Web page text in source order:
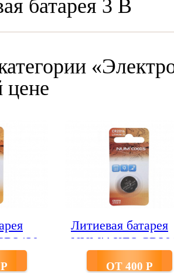
батарея 3 В
цене
Литиевая батарея
NUM'AXES
ОТ 400 P